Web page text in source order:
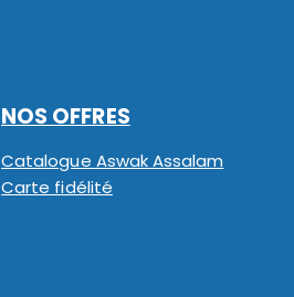
NOS OFFRES
Catalogue Aswak Assalam
Carte fidélité